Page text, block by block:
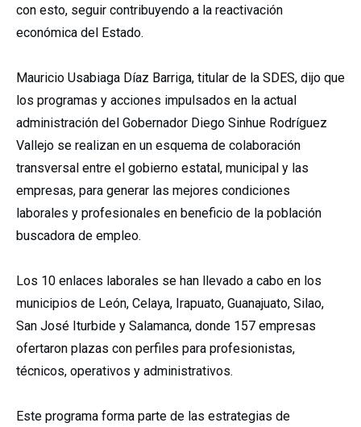
con esto, seguir contribuyendo a la reactivación
económica del Estado.
Mauricio Usabiaga Díaz Barriga, titular de la SDES, dijo que
los programas y acciones impulsados en la actual
administración del Gobernador Diego Sinhue Rodríguez
Vallejo se realizan en un esquema de colaboración
transversal entre el gobierno estatal, municipal y las
empresas, para generar las mejores condiciones
laborales y profesionales en beneficio de la población
buscadora de empleo.
Los 10 enlaces laborales se han llevado a cabo en los
municipios de León, Celaya, Irapuato, Guanajuato, Silao,
San José Iturbide y Salamanca, donde 157 empresas
ofertaron plazas con perfiles para profesionistas,
técnicos, operativos y administrativos.
Este programa forma parte de las estrategias de